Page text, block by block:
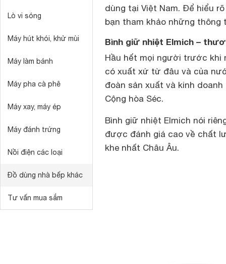
Lò vi sóng
Máy hút khói, khử mùi
Máy làm bánh
Máy pha cà phê
Máy xay, máy ép
Máy đánh trứng
Nồi điện các loại
Đồ dùng nhà bếp khác
Tư vấn mua sắm
dùng tại Việt Nam. Để hiểu
bạn tham khảo những
Bình giữ nhiệt Elmich –
Hầu hết mọi người trước khi
có xuất xứ từ đâu và của
đoàn sản xuất và kinh
Cộng hòa Séc.
Bình giữ nhiệt Elmich nói
được đánh giá cao về chất
khe nhất Châu Âu.